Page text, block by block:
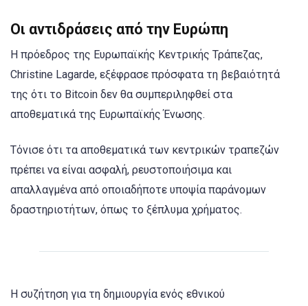
Οι αντιδράσεις από την Ευρώπη
Η πρόεδρος της Ευρωπαϊκής Κεντρικής Τράπεζας,
Christine Lagarde, εξέφρασε πρόσφατα τη βεβαιότητά
της ότι το Bitcoin δεν θα συμπεριληφθεί στα
αποθεματικά της Ευρωπαϊκής Ένωσης.
Τόνισε ότι τα αποθεματικά των κεντρικών τραπεζών
πρέπει να είναι ασφαλή, ρευστοποιήσιμα και
απαλλαγμένα από οποιαδήποτε υποψία παράνομων
δραστηριοτήτων, όπως το ξέπλυμα χρήματος.
Η συζήτηση για τη δημιουργία ενός εθνικού